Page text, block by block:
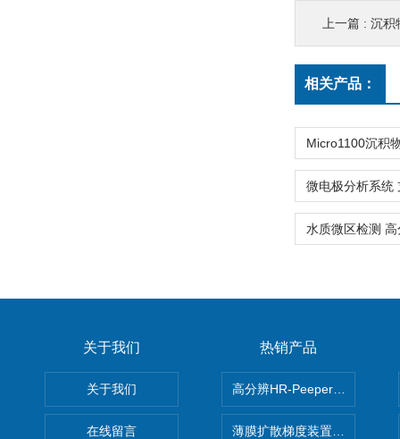
上一篇 : 沉积
相关产品：
关于我们
关于我们
在线留言
热销产品
高分辨HR-Peeper采样器孔隙
薄膜扩散梯度装置 Agl DGT